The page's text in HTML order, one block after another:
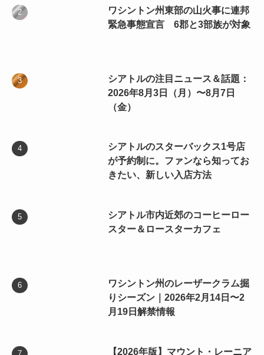
ワシントン州東部の山火事に連邦
緊急事態宣言 6郡と3部族が対象
シアトルの注目ニュース＆話題：
2026年8月3日（月）〜8月7日
（金）
シアトルのスターバックス1号店
が予約制に。ファンなら知ってお
きたい、新しい入店方法
シアトル市内近郊のコーヒーロー
スター＆ロースターカフェ
ワシントン州のレーザークラム掘
りシーズン｜2026年2月14日〜2
月19日解禁情報
【2026年版】マウント・レーニア